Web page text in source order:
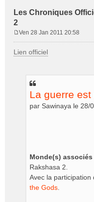
Les Chroniques
2
s
Ven 28 Jan 2011 20:58
Lien officiel
La guerre est
par Sawinaya le 28/
Monde(s) associés
Rakshasa 2.
Avec la participation
the Gods